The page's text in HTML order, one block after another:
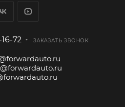
72 ЗАКАЗАТЬ ЗВОНОК